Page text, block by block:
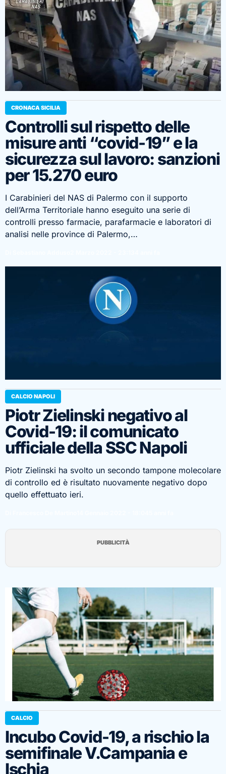
CRONACA SICILIA
Controlli sul rispetto delle
misure anti “covid-19” e la
sicurezza sul lavoro: sanzioni
per 15.270 euro
I Carabinieri del NAS di Palermo con il supporto
dell’Arma Territoriale hanno eseguito una serie di
controlli presso farmacie, parafarmacie e laboratori di
analisi nelle province di Palermo,…
CALCIO NAPOLI
Piotr Zielinski negativo al
Covid-19: il comunicato
ufficiale della SSC Napoli
Piotr Zielinski ha svolto un secondo tampone molecolare
di controllo ed è risultato nuovamente negativo dopo
quello effettuato ieri.
PUBBLICITÀ
CALCIO
Incubo Covid-19, a rischio la
semifinale V.Campania e
Ischia